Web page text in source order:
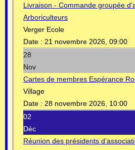
Livraison - Commande groupée
Arboriculteurs
Verger Ecole
Date : 21 novembre 2026, 09:00
28
Nov
Cartes de membres Espérance
Village
Date : 28 novembre 2026, 10:00
02
Déc
Réunion des présidents